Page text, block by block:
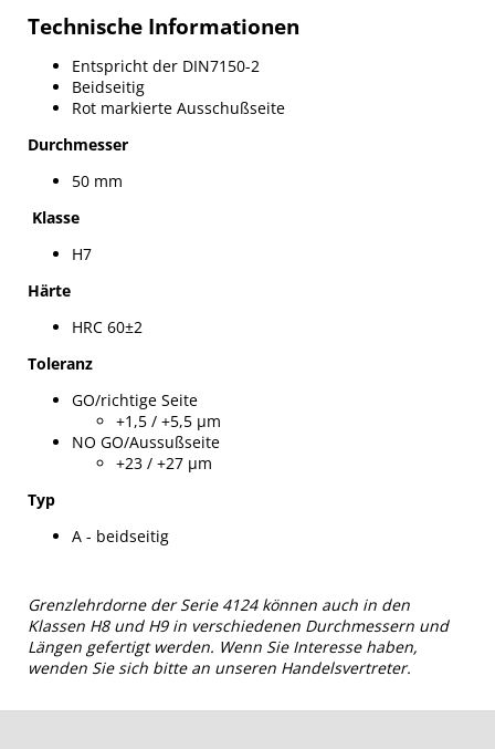
Technische Informationen
Entspricht der DIN7150-2
Beidseitig
Rot markierte Ausschußseite
Durchmesser
50 mm
Klasse
H7
Härte
HRC 60±2
Toleranz
GO/richtige Seite
+1,5 / +5,5 µm
NO GO/Aussußseite
+23 / +27 µm
Typ
A - beidseitig
Grenzlehrdorne der Serie 4124 können auch in den
Klassen H8 und H9 in verschiedenen Durchmessern und
Längen gefertigt werden. Wenn Sie Interesse haben,
wenden Sie sich bitte an unseren Handelsvertreter.